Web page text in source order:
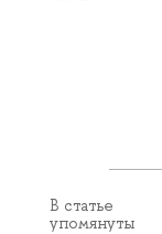
В статье
упомянуты